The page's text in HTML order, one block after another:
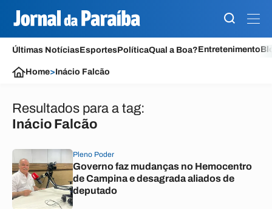
Últimas NotíciasEsportesPolíticaQual a Boa?Entretenimento
Home>Inácio Falcão
Resultados para a tag:
Inácio Falcão
Pleno Poder
Governo faz mudanças no Hemocentro
de Campina e desagrada aliados de
deputado